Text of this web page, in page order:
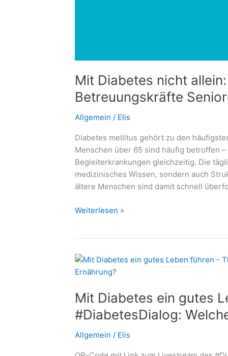
Mit Diabetes nicht
Betreuungskräfte
Allgemein / Elis
Diabetes mellitus gehört zu den
Menschen über 65 sind häufig betroffen
Begleiterkrankungen gleichzeitig. Die
medizinisches Wissen, sondern auch
ältere Menschen sind damit schnell
Mit
Wie
polnische
Senioren
sicher
begleiten
Weiterlesen »
Mit Diabetes ein gutes
#DiabetesDialog:
Allgemein / Elis